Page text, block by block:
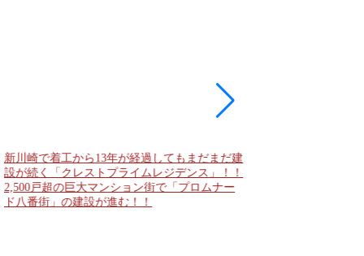
新川崎で着工から13年が経過してもまだまだ建
設が続く「クレストプライムレジデンス」！！
2,500戸超の巨大マンション街で「プロムナー
ド八番街」の建設が進む！！